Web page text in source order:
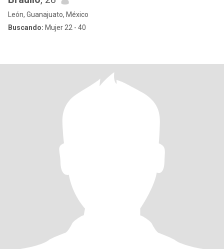
León, Guanajuato, México
Buscando: Mujer 22 - 40